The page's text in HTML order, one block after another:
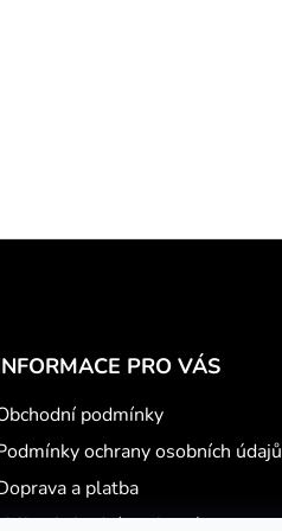
PRO VÁS
podmínky
ochrany osobních údajů
a platba
spolupráce